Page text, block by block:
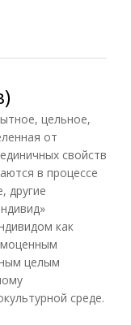
цельное,
от
свойств
в процессе
другие
как
целым
среде.